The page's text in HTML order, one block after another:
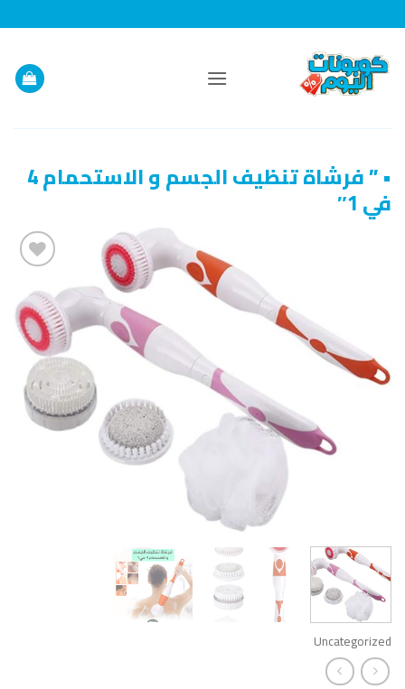
للمحتوى
• ” فرشاة تنظيف الجسم و الاستحمام 4
في 1″
إلى
قائمة
الرغبات
Uncategorized